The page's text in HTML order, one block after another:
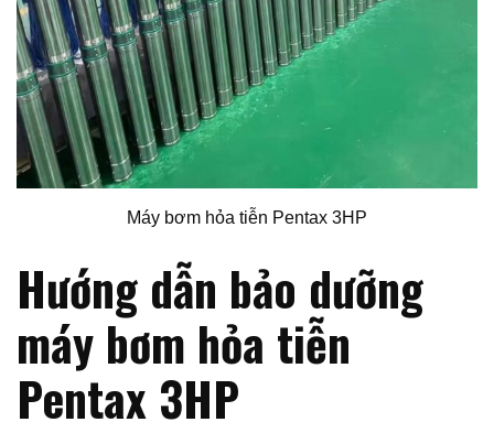
Máy bơm hỏa tiễn Pentax 3HP
Hướng dẫn bảo dưỡng
máy bơm hỏa tiễn
Pentax 3HP